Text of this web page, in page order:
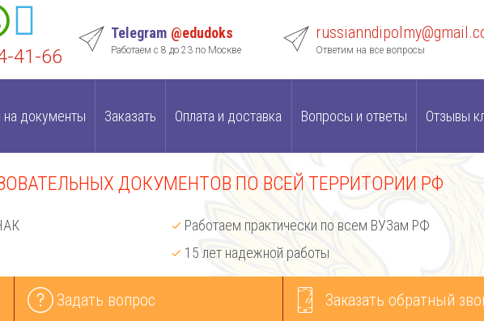
41-66
Telegram @edudoks
Работаем с 8 до 23 по Москве Ответим на все вопросы
документы Заказать Оплата и доставка Вопросы и ответы Отзывы
ДОКУМЕНТОВ ПО ВСЕЙ ТЕРРИТОРИИ РФ
Работаем практически по всем ВУЗам РФ
15 лет надежной работы
Задать вопрос Заказать обратный